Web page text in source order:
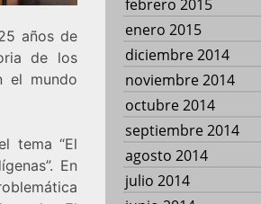
años de
de los
el mundo
tema “El
En
febrero 2015
enero 2015
diciembre 2014
noviembre 2014
octubre 2014
septiembre 2014
agosto 2014
julio 2014